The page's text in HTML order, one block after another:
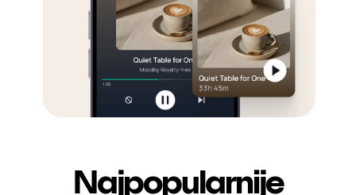
Najpopularnije